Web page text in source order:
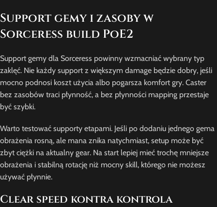
Support gemy i zasoby w
Sorceress build PoE2
Support gemy dla Sorceress powinny wzmacniać wybrany typ
zaklęć. Nie każdy support z większym damage będzie dobry, jeśli
mocno podnosi koszt użycia albo pogarsza komfort gry. Caster
bez zasobów traci płynność, a bez płynności mapping przestaje
być szybki.
Warto testować supporty etapami. Jeśli po dodaniu jednego gema
obrażenia rosną, ale mana znika natychmiast, setup może być
zbyt ciężki na aktualny gear. Na start lepiej mieć trochę mniejsze
obrażenia i stabilną rotację niż mocny skill, którego nie możesz
używać płynnie.
Clear speed kontra kontrola